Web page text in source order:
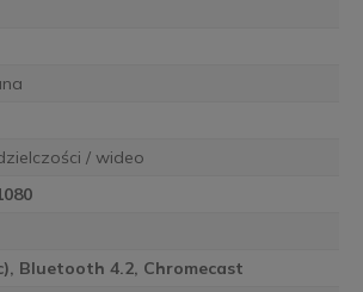
/ wideo
Bluetooth 4.2, Chromecast